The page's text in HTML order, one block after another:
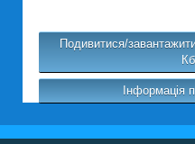
Подивитися/
Інформація